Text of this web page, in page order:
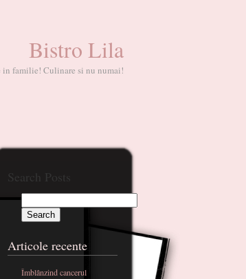
Bistro Lila
in familie! Culinare si nu numai!
Search Posts
Articole recente
Îmblânzind cancerul